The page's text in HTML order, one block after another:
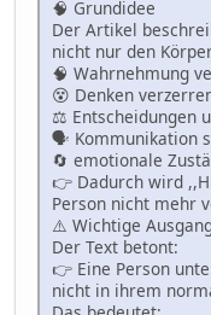
🧠 Grundidee
Der Artikel
nicht nur den
🧠 Wahrnehmung
😵 Denken
⚖️ Entscheidungen
🗣 Kommunikation
🔄 emotionale
👉 Dadurch wird
Person nicht mehr
⚠️ Wichtige
Der Text betont:
👉 Eine Person
nicht in ihrem